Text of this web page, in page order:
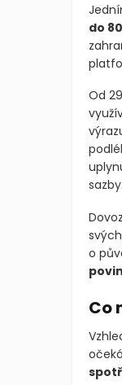
do
Od
sazby.
o
Co